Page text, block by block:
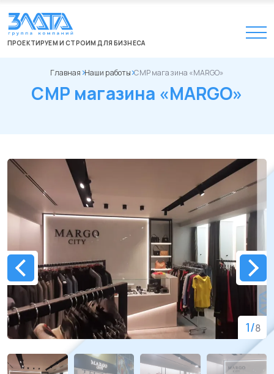
ПРОЕКТИРУЕМ И СТРОИМ ДЛЯ БИЗНЕСА
Главная Наши работы СМР магазина «MARGO»
СМР магазина «MARGO»
1/8